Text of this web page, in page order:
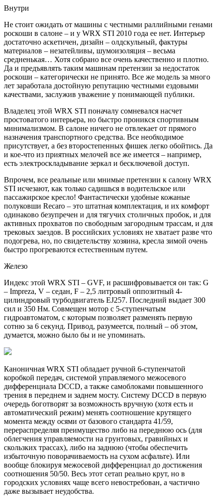
Внутри
Не стоит ожидать от машины с честными раллийными генами
роскоши в салоне – и у WRX STI 2010 года ее нет. Интерьер
достаточно аскетичен, дизайн – олдскульный, фактуры
материалов – незатейливы, шумоизоляция – весьма
средненькая… Хотя собрано все очень качественно и плотно.
Да и предъявлять таким машинам претензии за недостаток
роскоши – категорически не принято. Все же модель за много
лет заработала достойную репутацию честными ездовыми
качествами, заслужив уважение у понимающей публики.
Владелец этой WRX STI поначалу сомневался насчет
простоватого интерьера, но быстро проникся спортивным
минимализмом. В салоне ничего не отвлекает от прямого
назначения транспортного средства. Все необходимое
присутствует, а без второстепенных фишек легко обойтись. Да
и кое-что из приятных мелочей все же имеется – например,
есть электроскладывание зеркал и бесключевой доступ.
Впрочем, все реальные или мнимые претензии к салону WRX
STI исчезают, как только садишься в водительское или
пассажирское кресло! Фантастически удобные кожаные
полуковши Recaro – это штатная комплектация, и их комфорт
одинаково безупречен и для тягучих столичных пробок, и для
активных прохватов по свободным загородным трассам, и для
трековых заездов. В российских условиях не хватает разве что
подогрева, но, по свидетельству хозяина, кресла зимой очень
быстро прогреваются естественным путем.
Железо
Индекс этой WRX STI – GVF, и расшифровывается он так: G
– Impreza, V – седан, F – 2,5 литровый оппозитный 4-
цилиндровый турбодвигатель EJ257. Последний выдает 300
сил и 350 Нм. Совмещен мотор с 5-ступенчатым
гидроавтоматом, с которым позволяет разменять первую
сотню за 6 секунд. Привод, разумеется, полный – об этом,
думается, можно было бы и не упоминать.
Каноничная WRX STI обладает ручной 6-ступенчатой
коробкой передач, системой управляемого межосевого
дифференциала DCCD, а также самоблоками повышенного
трения в переднем и заднем мосту. Систему DCCD в первую
очередь боготворят за возможность вручную (хотя есть и
автоматический режим) менять соотношение крутящего
момента между осями от базового стандарта 41/59,
перераспределяя преимущество либо на переднюю ось (для
облегчения управляемости на грунтовых, гравийных и
скользких трассах), либо на заднюю (чтобы обеспечить
избыточную поворачиваемость на сухом асфальте). Или
вообще блокируя межосевой дифференциал до достижения
соотношения 50/50. Весь этот сетап реально крут, но в
городских условиях чаще всего невостребован, а частично
даже вызывает неудобства.